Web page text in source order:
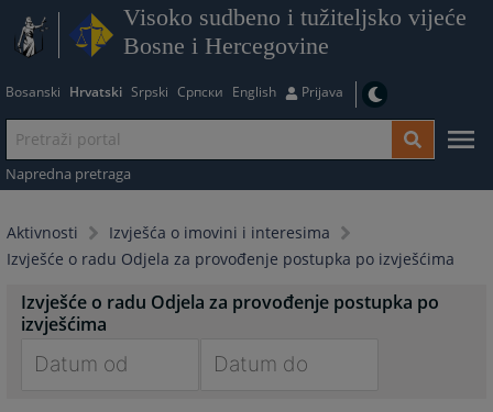
Visoko sudbeno i tužiteljsko vijeće
Bosne i Hercegovine
Bosanski Hrvatski Srpski Српски English Prijava
Napredna pretraga
Aktivnosti
Izvješća o imovini i interesima
Izvješće o radu Odjela za provođenje postupka po izvješćima
Izvješće o radu Odjela za provođenje postupka po
izvješćima